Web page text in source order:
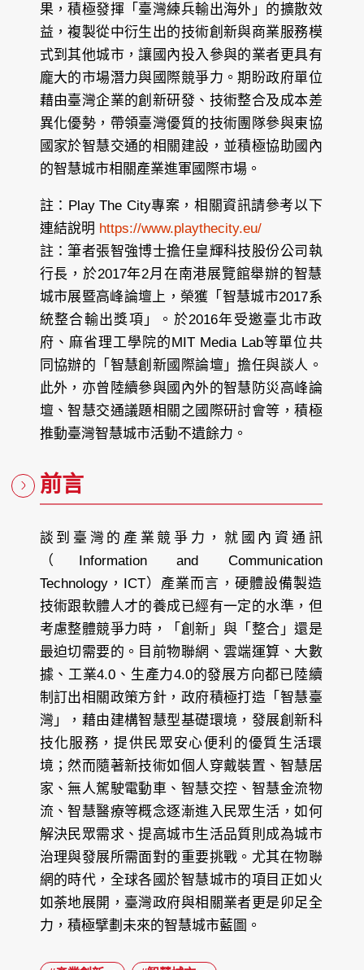
果，積極發揮「臺灣練兵輸出海外」的擴散效
益，複製從中衍生出的技術創新與商業服務模
式到其他城市，讓國內投入參與的業者更具有
龐大的市場潛力與國際競爭力。期盼政府單位
藉由臺灣企業的創新研發、技術整合及成本差
異化優勢，帶領臺灣優質的技術團隊參與東協
國家於智慧交通的相關建設，並積極協助國內
的智慧城市相關產業進軍國際市場。
註：Play The City專案，相關資訊請參考以下
連結說明 https://www.playthecity.eu/
註：筆者張智強博士擔任皇輝科技股份公司執
行長，於2017年2月在南港展覽館舉辦的智慧
城市展暨高峰論壇上，榮獲「智慧城市2017系
統整合輸出獎項」。於2016年受邀臺北市政
府、麻省理工學院的MIT Media Lab等單位共
同協辦的「智慧創新國際論壇」擔任與談人。
此外，亦曾陸續參與國內外的智慧防災高峰論
壇、智慧交通議題相關之國際研討會等，積極
推動臺灣智慧城市活動不遺餘力。
前言
談到臺灣的產業競爭力，就國內資通訊
（Information and Communication
Technology，ICT）產業而言，硬體設備製造
技術跟軟體人才的養成已經有一定的水準，但
考慮整體競爭力時，「創新」與「整合」還是
最迫切需要的。目前物聯網、雲端運算、大數
據、工業4.0、生產力4.0的發展方向都已陸續
制訂出相關政策方針，政府積極打造「智慧臺
灣」，藉由建構智慧型基礎環境，發展創新科
技化服務，提供民眾安心便利的優質生活環
境；然而隨著新技術如個人穿戴裝置、智慧居
家、無人駕駛電動車、智慧交控、智慧金流物
流、智慧醫療等概念逐漸進入民眾生活，如何
解決民眾需求、提高城市生活品質則成為城市
治理與發展所需面對的重要挑戰。尤其在物聯
網的時代，全球各國於智慧城市的項目正如火
如荼地展開，臺灣政府與相關業者更是卯足全
力，積極擘劃未來的智慧城市藍圖。